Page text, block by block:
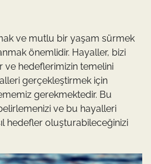
ve mutlu bir yaşam sürmek
önemlidir. Hayaller, bizi
ve hedeflerimizin temelini
gerçekleştirmek için
gerekmektedir. Bu
ve bu hayalleri
hedefler oluşturabileceğinizi